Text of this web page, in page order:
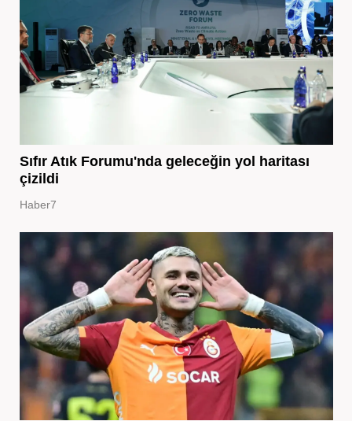
Sıfır Atık Forumu'nda geleceğin yol haritası
çizildi
Haber7